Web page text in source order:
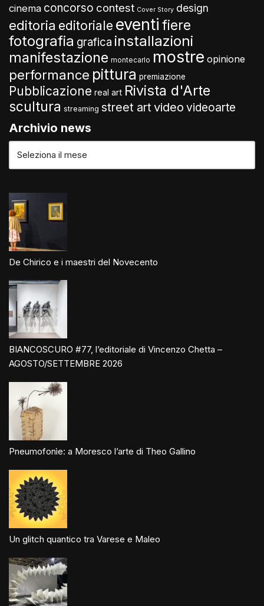
cinema concorso contest Cover Story design
editoria editoriale eventi fiere
fotografia grafica installazioni
manifestazione montecarlo mostre opinione
performance pittura premiazione
Pubblicazione real art Rivista d'Arte
scultura streaming street art video videoarte
Archivio news
De Chirico e i maestri del Novecento
BIANCOSCURO #77, l’editoriale di Vincenzo Chetta –
AGOSTO/SETTEMBRE 2026
Pneumofonìe: a Moresco l’arte di Theo Gallino
Un glitch quantico tra Varese e Maleo